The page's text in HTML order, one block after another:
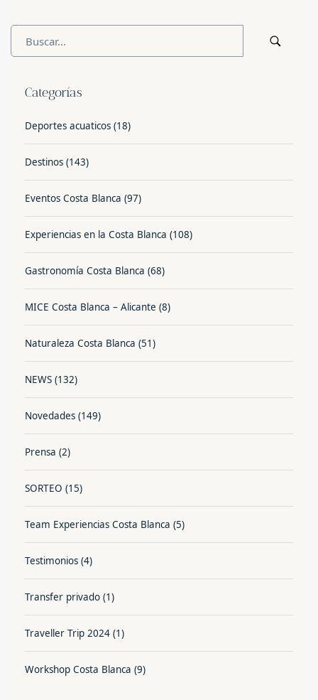
Categorías
Deportes acuaticos (18)
Destinos (143)
Eventos Costa Blanca (97)
Experiencias en la Costa Blanca (108)
Gastronomía Costa Blanca (68)
MICE Costa Blanca – Alicante (8)
Naturaleza Costa Blanca (51)
NEWS (132)
Novedades (149)
Prensa (2)
SORTEO (15)
Team Experiencias Costa Blanca (5)
Testimonios (4)
Transfer privado (1)
Traveller Trip 2024 (1)
Workshop Costa Blanca (9)